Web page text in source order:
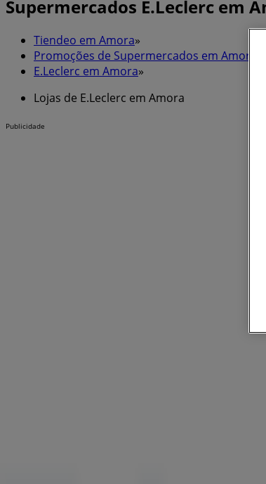
Supermercados E.Leclerc em
Tiendeo em Amora»
Promoções de Supermercados em Amora
E.Leclerc em Amora»
Lojas de E.Leclerc em Amora
Publicidade